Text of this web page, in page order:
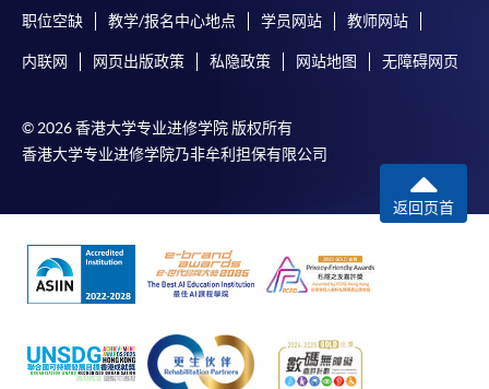
职位空缺 教学/报名中心地点 学员网站 教师网站
内联网 网页出版政策 私隐政策 网站地图 无障碍网页
© 2026 香港大学专业进修学院 版权所有
香港大学专业进修学院乃非牟利担保有限公司
返回页首